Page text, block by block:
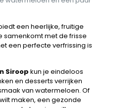
een heerlijke, fruitige
samenkomt met de frisse
een perfecte verfrissing is
Siroop kun je eindeloos
en desserts verrijken
van watermeloen. Of
maken, een gezonde